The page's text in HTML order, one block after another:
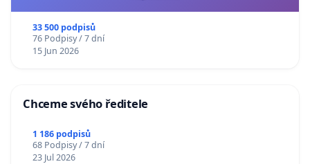
33 500 podpisů
76 Podpisy / 7 dní
15 Jun 2026
Chceme svého ředitele
1 186 podpisů
68 Podpisy / 7 dní
23 Jul 2026